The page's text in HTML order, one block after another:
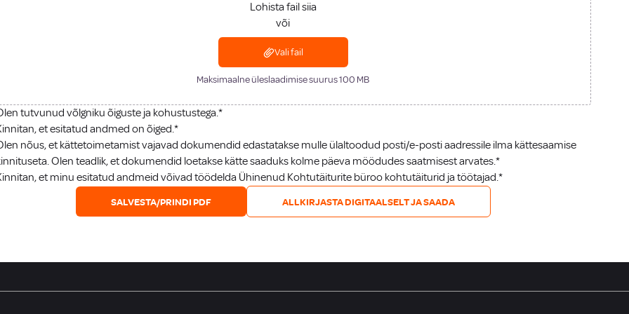
Lohista fail siia
või
Vali fail
Maksimaalne üleslaadimise suurus 100 MB
tutvunud võlgniku õiguste ja kohustustega.*
et esitatud andmed on õiged.*
nõus, et kättetoimetamist vajavad dokumendid edastatakse mulle ülaltoodud posti/e-posti aadressile ilma kättesaamise
Olen teadlik, et dokumendid loetakse kätte saaduks kolme päeva möödudes saatmisest arvates.*
et minu esitatud andmeid võivad töödelda Ühinenud Kohtutäiturite büroo kohtutäiturid ja töötajad.*
SALVESTA/PRINDI PDF ALLKIRJASTA DIGITAALSELT JA SAADA